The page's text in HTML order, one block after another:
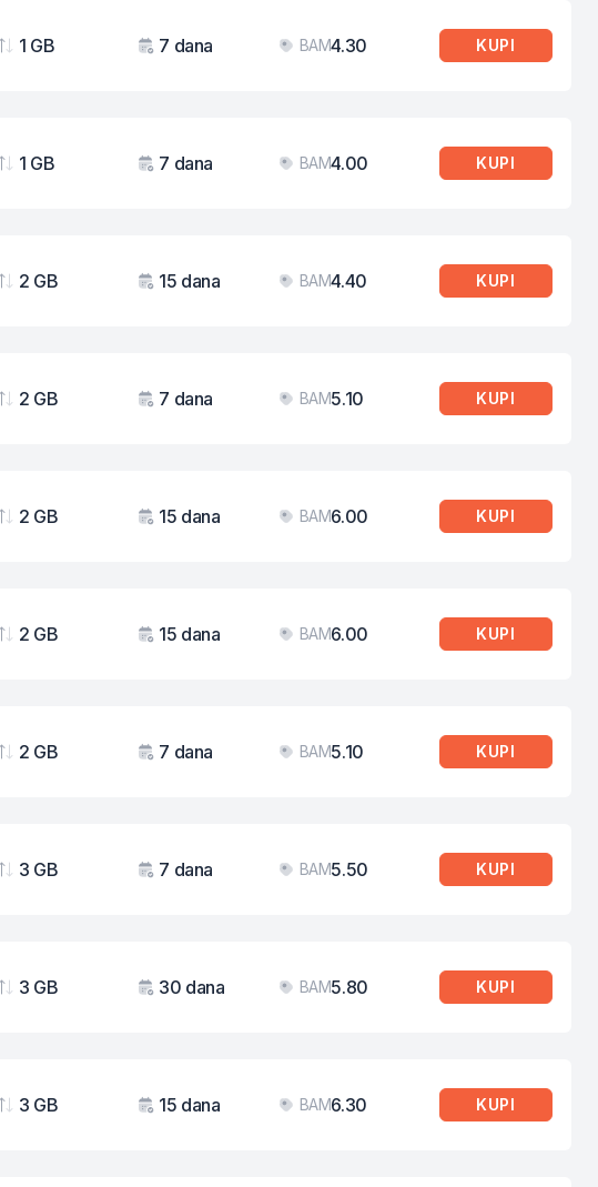
Podaci
1 GB
Važenje
7 dana
Cijena
BAM4.30 KUPI
Podaci
1 GB
Važenje
7 dana
Cijena
BAM4.00 KUPI
Podaci
2 GB
Važenje
15 dana
Cijena
BAM4.40 KUPI
Podaci
2 GB
Važenje
7 dana
Cijena
BAM5.10 KUPI
Podaci
2 GB
Važenje
15 dana
Cijena
BAM6.00 KUPI
Podaci
2 GB
Važenje
15 dana
Cijena
BAM6.00 KUPI
Podaci
2 GB
Važenje
7 dana
Cijena
BAM5.10 KUPI
Podaci
3 GB
Važenje
7 dana
Cijena
BAM5.50 KUPI
Podaci
3 GB
Važenje
30 dana
Cijena
BAM5.80 KUPI
Podaci
3 GB
Važenje
15 dana
Cijena
BAM6.30 KUPI